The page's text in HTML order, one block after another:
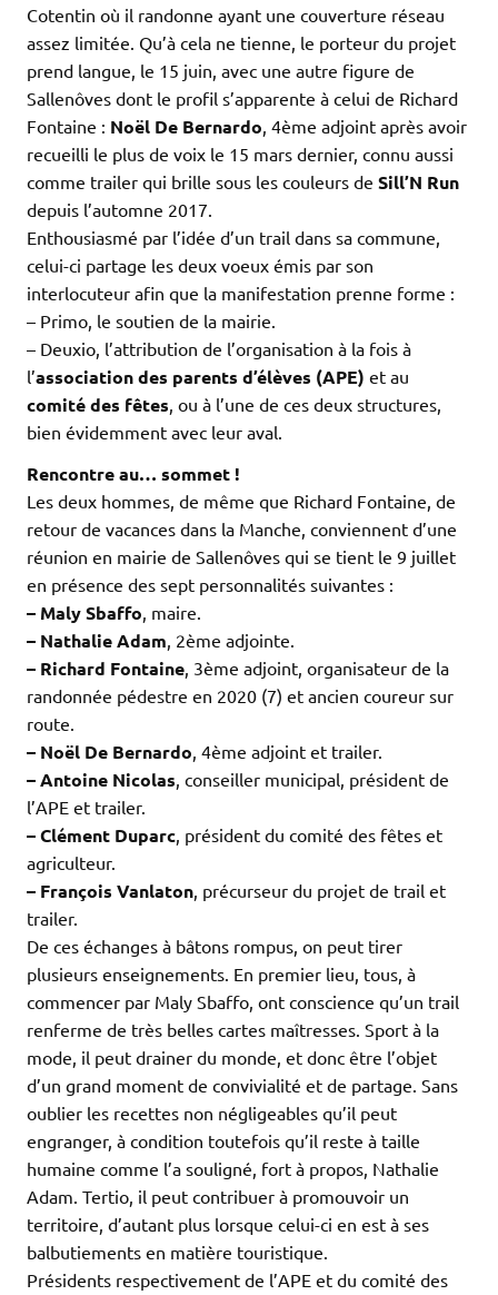
Cotentin où il randonne ayant une couverture réseau
assez limitée. Qu’à cela ne tienne, le porteur du projet
prend langue, le 15 juin, avec une autre figure de
Sallenôves dont le profil s’apparente à celui de Richard
Fontaine : Noël De Bernardo, 4ème adjoint après avoir
recueilli le plus de voix le 15 mars dernier, connu aussi
comme trailer qui brille sous les couleurs de Sill’N Run
depuis l’automne 2017.
Enthousiasmé par l’idée d’un trail dans sa commune,
celui-ci partage les deux voeux émis par son
interlocuteur afin que la manifestation prenne forme :
– Primo, le soutien de la mairie.
– Deuxio, l’attribution de l’organisation à la fois à
l’association des parents d’élèves (APE) et au
comité des fêtes, ou à l’une de ces deux structures,
bien évidemment avec leur aval.
Rencontre au… sommet !
Les deux hommes, de même que Richard Fontaine, de
retour de vacances dans la Manche, conviennent d’une
réunion en mairie de Sallenôves qui se tient le 9 juillet
en présence des sept personnalités suivantes :
– Maly Sbaffo, maire.
– Nathalie Adam, 2ème adjointe.
– Richard Fontaine, 3ème adjoint, organisateur de la
randonnée pédestre en 2020 (7) et ancien coureur sur
route.
– Noël De Bernardo, 4ème adjoint et trailer.
– Antoine Nicolas, conseiller municipal, président de
l’APE et trailer.
– Clément Duparc, président du comité des fêtes et
agriculteur.
– François Vanlaton, précurseur du projet de trail et
trailer.
De ces échanges à bâtons rompus, on peut tirer
plusieurs enseignements. En premier lieu, tous, à
commencer par Maly Sbaffo, ont conscience qu’un trail
renferme de très belles cartes maîtresses. Sport à la
mode, il peut drainer du monde, et donc être l’objet
d’un grand moment de convivialité et de partage. Sans
oublier les recettes non négligeables qu’il peut
engranger, à condition toutefois qu’il reste à taille
humaine comme l’a souligné, fort à propos, Nathalie
Adam. Tertio, il peut contribuer à promouvoir un
territoire, d’autant plus lorsque celui-ci en est à ses
balbutiements en matière touristique.
Présidents respectivement de l’APE et du comité des